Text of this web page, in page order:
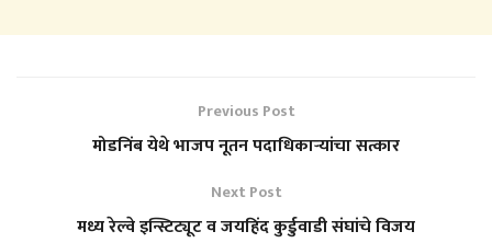
Previous Post
मोडनिंब येथे भाजप नूतन पदाधिकाऱ्यांचा सत्कार
Next Post
मध्य रेल्वे इन्स्टिट्यूट व जयहिंद कुर्डुवाडी संघांचे विजय